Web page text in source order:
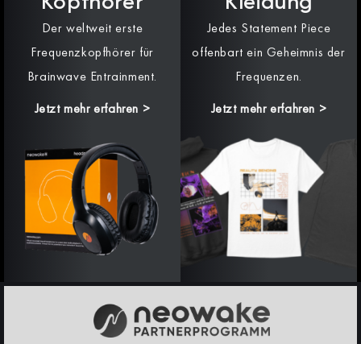
Der weltweit erste
Frequenzkopfhörer für
Brainwave Entrainment.
Jetzt mehr erfahren >
Jedes Statement Piece
offenbart ein Geheimnis der
Frequenzen.
Jetzt mehr erfahren >